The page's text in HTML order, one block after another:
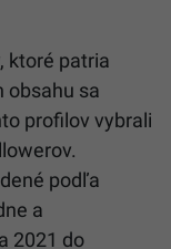
ktoré patria
obsahu sa
profilov vybrali
podľa
a
2021 do